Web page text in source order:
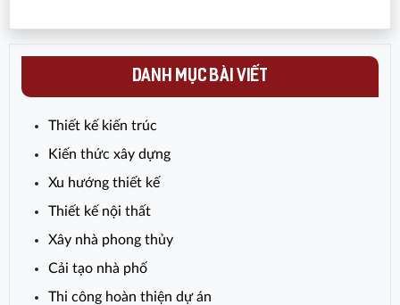
DANH MỤC BÀI VIẾT
Thiết kế kiến trúc
Kiến thức xây dựng
Xu hướng thiết kế
Thiết kế nội thất
Xây nhà phong thủy
Cải tạo nhà phố
Thi công hoàn thiện dự án